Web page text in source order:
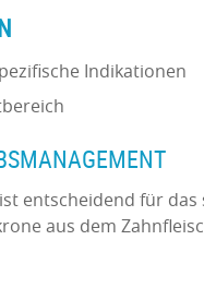
Indikationen
entscheidend für das
aus dem